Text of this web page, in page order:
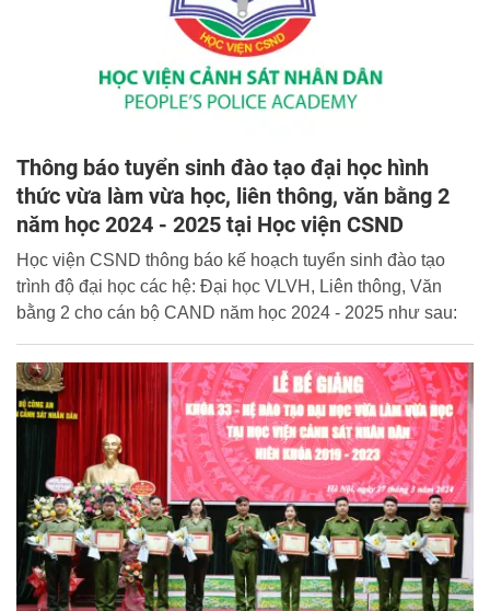
Thông báo tuyển sinh đào tạo đại học hình
thức vừa làm vừa học, liên thông, văn bằng 2
năm học 2024 - 2025 tại Học viện CSND
Học viện CSND thông báo kế hoạch tuyển sinh đào tạo
trình độ đại học các hệ: Đại học VLVH, Liên thông, Văn
bằng 2 cho cán bộ CAND năm học 2024 - 2025 như sau: